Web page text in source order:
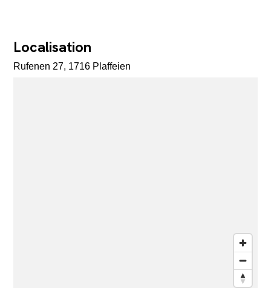
Localisation
Rufenen 27, 1716 Plaffeien